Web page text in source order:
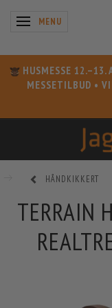
SKIFTE NAVIGATION
MENU
HUSMESSE 12.–13.
MESSETILBUD •
HÅNDKIKKERT
TERRAIN